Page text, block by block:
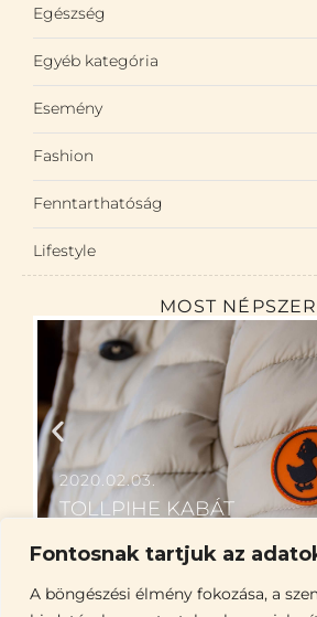
Fontosnak tartjuk az
A böngészési élmény fokozása, a
Egészség
Egyéb kategória
Esemény
Fashion
Fenntarthatóság
Lifestyle
MOST
2020.02.03.
TOLLPIHE KABÁT